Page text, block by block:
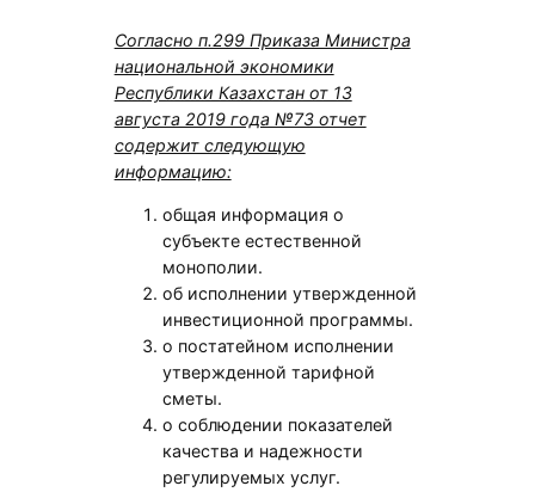
Согласно п.299 Приказа Министра
национальной экономики
Республики Казахстан от 13
августа 2019 года №73 отчет
содержит следующую
информацию:
общая информация о
субъекте естественной
монополии.
об исполнении утвержденной
инвестиционной программы.
о постатейном исполнении
утвержденной тарифной
сметы.
о соблюдении показателей
качества и надежности
регулируемых услуг.